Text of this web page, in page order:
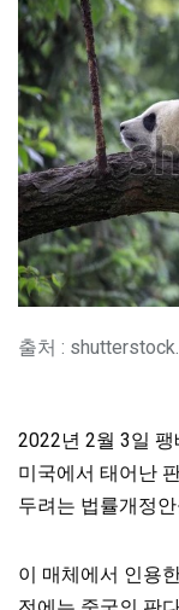
출처 :
2022년 2월 3일
미국에서 태어난
두려는 법률개정
이 매체에서 인용